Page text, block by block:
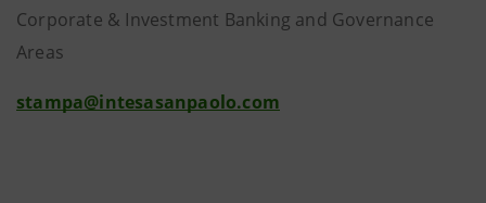
Corporate & Investment Banking and Governance
Areas
stampa@intesasanpaolo.com